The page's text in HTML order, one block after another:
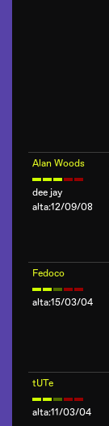
Alan Woods
dee jay
alta:12/09/08
Fedoco
alta:15/03/04
tUTe
alta:11/03/04